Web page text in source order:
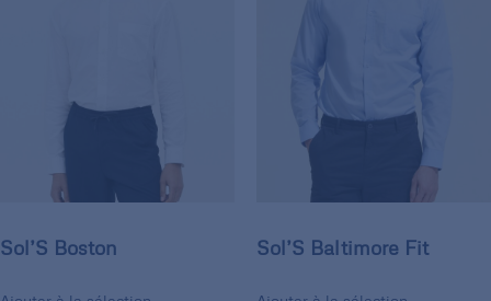
Sol’S Boston Sol’S Baltimore Fit